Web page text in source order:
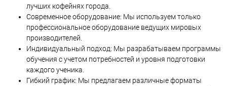
лучших кофейнях города.
Современное оборудование: Мы используем только
профессиональное оборудование ведущих мировых
производителей.
Индивидуальный подход: Мы разрабатываем программы
обучения с учетом потребностей и уровня подготовки
каждого ученика.
Гибкий график: Мы предлагаем различные форматы